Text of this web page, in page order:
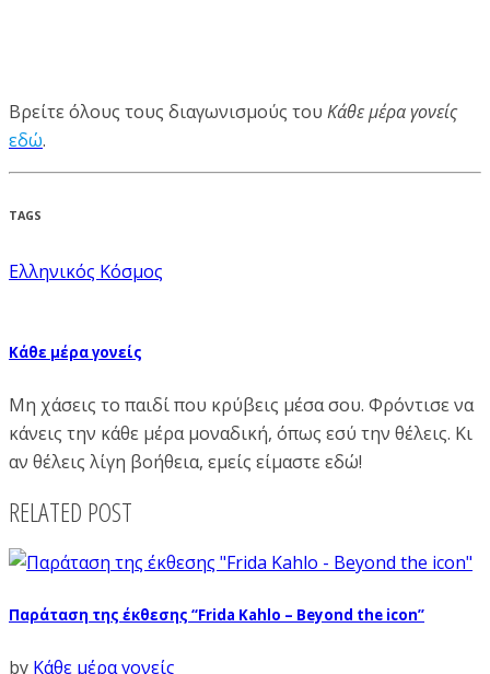
Βρείτε όλους τους διαγωνισμούς του Κάθε μέρα γονείς
εδώ.
TAGS
Ελληνικός Κόσμος
Κάθε μέρα γονείς
Μη χάσεις το παιδί που κρύβεις μέσα σου. Φρόντισε να
κάνεις την κάθε μέρα μοναδική, όπως εσύ την θέλεις. Κι
αν θέλεις λίγη βοήθεια, εμείς είμαστε εδώ!
RELATED POST
Παράταση της έκθεσης “Frida Kahlo – Beyond the icon”
by Κάθε μέρα γονείς